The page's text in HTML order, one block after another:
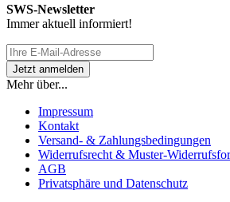
SWS-Newsletter
Immer aktuell informiert!
Mehr über...
Impressum
Kontakt
Versand- & Zahlungsbedingungen
Widerrufsrecht & Muster-
AGB
Privatsphäre und Datenschutz